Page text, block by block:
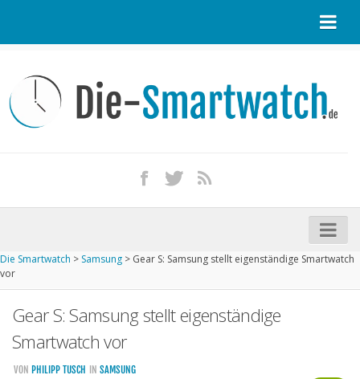
Kontakt / Tipp geben
Impressum
iPhone kaufen
Startseite
Kommende Smartwatches
Die Smartwatch > Samsung > Gear S: Samsung stellt eigenständige Smartwatch
vor
Gear S: Samsung stellt eigenständige
Smartwatch vor
VON PHILIPP TUSCH IN SAMSUNG